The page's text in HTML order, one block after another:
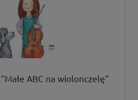
ABC na wiolonczelę"